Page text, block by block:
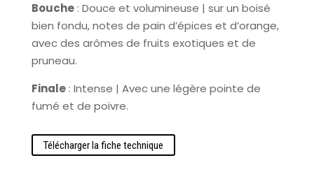
Bouche: Douce et volumineuse | sur un boisé
bien fondu, notes de pain d’épices et d’orange,
avec des arômes de fruits exotiques et de
pruneau.
Finale: Intense | Avec une légère pointe de
fumé et de poivre.
Télécharger la fiche technique